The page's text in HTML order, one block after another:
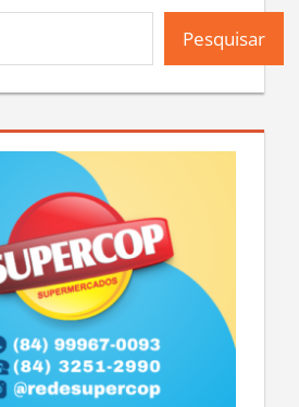
Pesquisar